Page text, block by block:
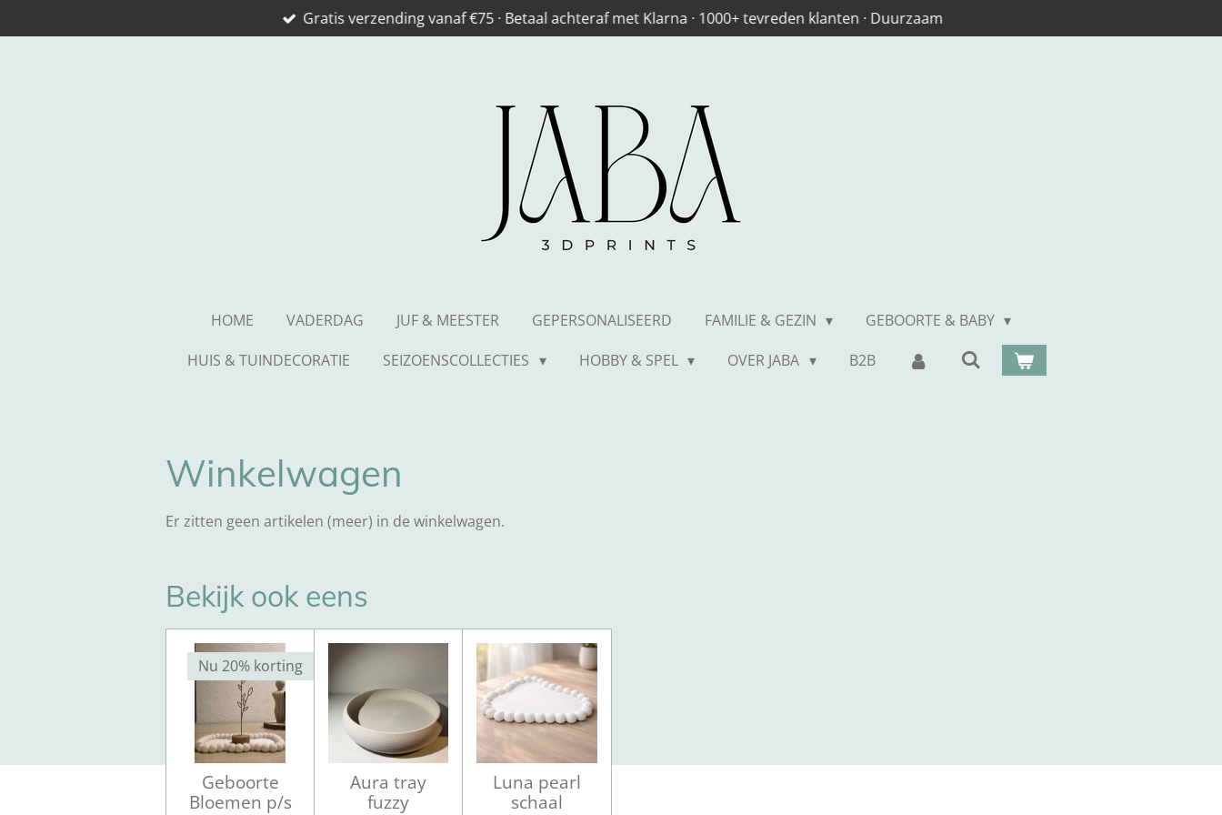
direct
Gratis verzending vanaf €75 · Betaal achteraf met Klarna · 1000+ tevreden klanten · Duurzaam
HOME VADERDAG JUF & MEESTER GEPERSONALISEERD FAMILIE & GEZIN
GEBOORTE & BABY
HUIS & TUINDECORATIE
SEIZOENSCOLLECTIES HOBBY & SPEL OVER JABA B2B
Winkelwagen
Er zitten geen artikelen (meer) in de winkelwagen.
Bekijk ook eens
Nu 20% korting
Geboorte
Bloemen p/s
Aura tray
fuzzy
Luna pearl
schaal